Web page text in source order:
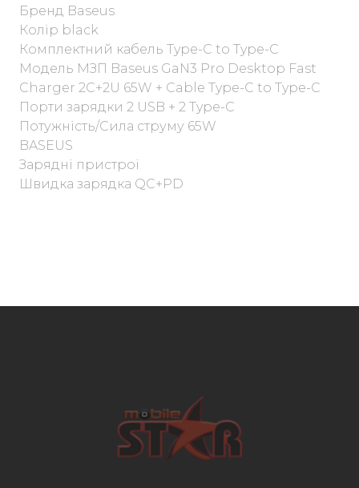
Бренд Baseus
Колір black
Комплектний кабель Type-C to Type-C
Модель МЗП Baseus GaN3 Pro Desktop Fast
Charger 2C+2U 65W + Cable Type-C to Type-C
Порти зарядки 2 USB + 2 Type-C
Потужність/Сила струму 65W
BASEUS
Зарядні пристрої
Швидка зарядка QC+PD